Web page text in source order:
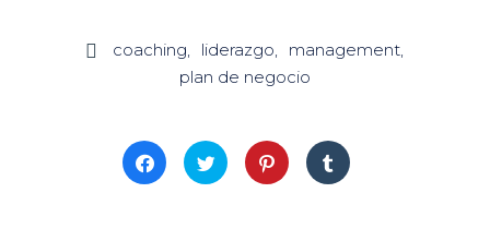
 coaching liderazgo
management
plan de negocio
Haz
clic
para
Haz
clic
para
Haz
clic
para
Haz
clic
para